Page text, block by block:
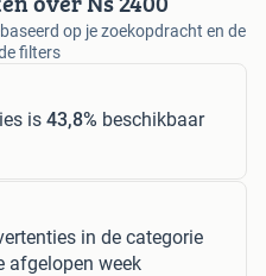
op je zoekopdracht en de
filters
is 43,8% beschikbaar
in de categorie
afgelopen week